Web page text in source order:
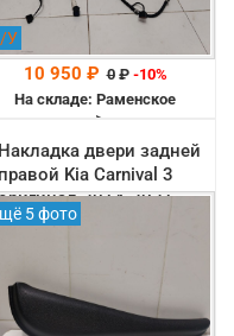
У
10 950 ₽ 0₽ -10%
На складе: Раменское
-->
Накладка двери задней
правой Kia Carnival 3
2014-2021
5 фото